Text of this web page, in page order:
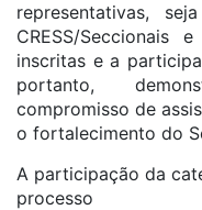
representativas,
CRESS/Seccionais
inscritas e a
portanto,
compromisso de
o fortalecimento do
A participação da
processo